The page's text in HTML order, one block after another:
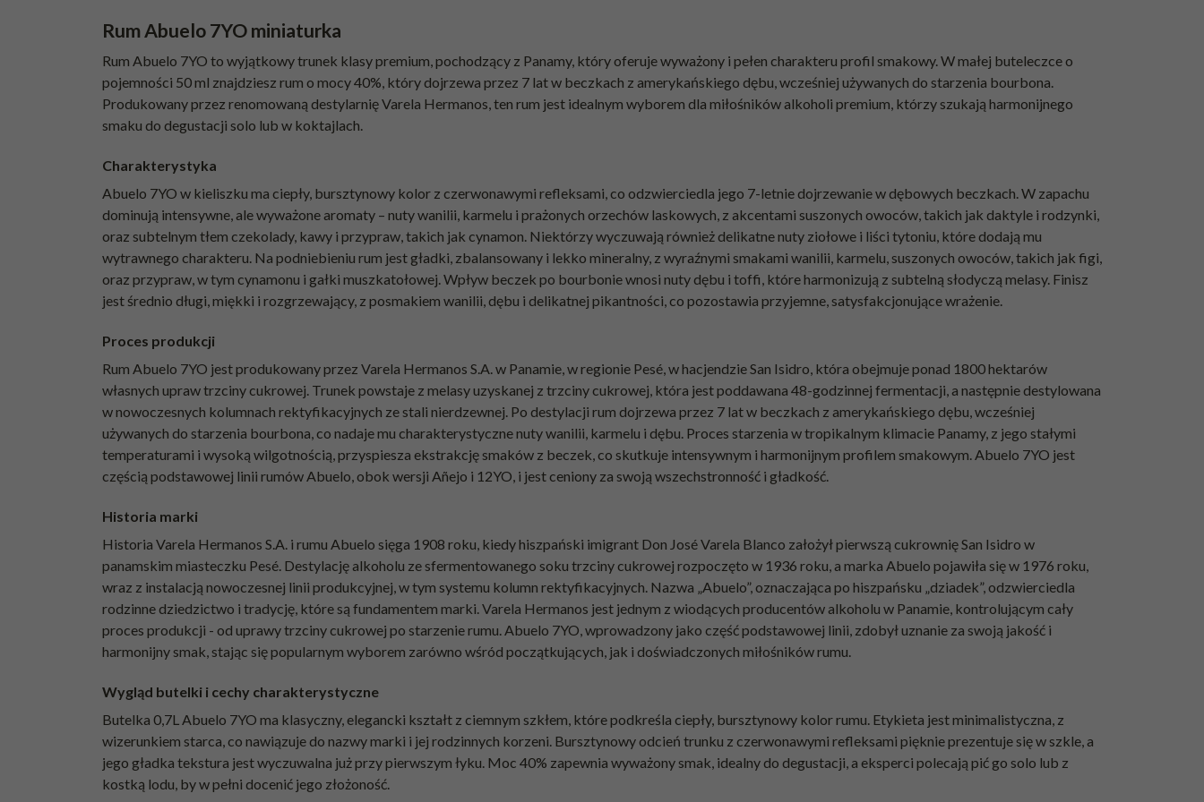
Rum Abuelo 7YO miniaturka
Rum Abuelo 7YO to wyjątkowy trunek klasy premium, pochodzący z Panamy, który oferuje wyważony i pełen charakteru profil smakowy. W małej buteleczce o
pojemności 50 ml znajdziesz rum o mocy 40%, który dojrzewa przez 7 lat w beczkach z amerykańskiego dębu, wcześniej używanych do starzenia bourbona.
Produkowany przez renomowaną destylarnię Varela Hermanos, ten rum jest idealnym wyborem dla miłośników alkoholi premium, którzy szukają harmonijnego
smaku do degustacji solo lub w koktajlach.
Charakterystyka
Abuelo 7YO w kieliszku ma ciepły, bursztynowy kolor z czerwonawymi refleksami, co odzwierciedla jego 7-letnie dojrzewanie w dębowych beczkach. W zapachu
dominują intensywne, ale wyważone aromaty – nuty wanilii, karmelu i prażonych orzechów laskowych, z akcentami suszonych owoców, takich jak daktyle i rodzynki,
oraz subtelnym tłem czekolady, kawy i przypraw, takich jak cynamon. Niektórzy wyczuwają również delikatne nuty ziołowe i liści tytoniu, które dodają mu
wytrawnego charakteru. Na podniebieniu rum jest gładki, zbalansowany i lekko mineralny, z wyraźnymi smakami wanilii, karmelu, suszonych owoców, takich jak figi,
oraz przypraw, w tym cynamonu i gałki muszkatołowej. Wpływ beczek po bourbonie wnosi nuty dębu i toffi, które harmonizują z subtelną słodyczą melasy. Finisz
jest średnio długi, miękki i rozgrzewający, z posmakiem wanilii, dębu i delikatnej pikantności, co pozostawia przyjemne, satysfakcjonujące wrażenie.
Proces produkcji
Rum Abuelo 7YO jest produkowany przez Varela Hermanos S.A. w Panamie, w regionie Pesé, w hacjendzie San Isidro, która obejmuje ponad 1800 hektarów
własnych upraw trzciny cukrowej. Trunek powstaje z melasy uzyskanej z trzciny cukrowej, która jest poddawana 48-godzinnej fermentacji, a następnie destylowana
w nowoczesnych kolumnach rektyfikacyjnych ze stali nierdzewnej. Po destylacji rum dojrzewa przez 7 lat w beczkach z amerykańskiego dębu, wcześniej
używanych do starzenia bourbona, co nadaje mu charakterystyczne nuty wanilii, karmelu i dębu. Proces starzenia w tropikalnym klimacie Panamy, z jego stałymi
temperaturami i wysoką wilgotnością, przyspiesza ekstrakcję smaków z beczek, co skutkuje intensywnym i harmonijnym profilem smakowym. Abuelo 7YO jest
częścią podstawowej linii rumów Abuelo, obok wersji Añejo i 12YO, i jest ceniony za swoją wszechstronność i gładkość.
Historia marki
Historia Varela Hermanos S.A. i rumu Abuelo sięga 1908 roku, kiedy hiszpański imigrant Don José Varela Blanco założył pierwszą cukrownię San Isidro w
panamskim miasteczku Pesé. Destylację alkoholu ze sfermentowanego soku trzciny cukrowej rozpoczęto w 1936 roku, a marka Abuelo pojawiła się w 1976 roku,
wraz z instalacją nowoczesnej linii produkcyjnej, w tym systemu kolumn rektyfikacyjnych. Nazwa „Abuelo”, oznaczająca po hiszpańsku „dziadek”, odzwierciedla
rodzinne dziedzictwo i tradycję, które są fundamentem marki. Varela Hermanos jest jednym z wiodących producentów alkoholu w Panamie, kontrolującym cały
proces produkcji - od uprawy trzciny cukrowej po starzenie rumu. Abuelo 7YO, wprowadzony jako część podstawowej linii, zdobył uznanie za swoją jakość i
harmonijny smak, stając się popularnym wyborem zarówno wśród początkujących, jak i doświadczonych miłośników rumu.
Wygląd butelki i cechy charakterystyczne
Butelka 0,7L Abuelo 7YO ma klasyczny, elegancki kształt z ciemnym szkłem, które podkreśla ciepły, bursztynowy kolor rumu. Etykieta jest minimalistyczna, z
wizerunkiem starca, co nawiązuje do nazwy marki i jej rodzinnych korzeni. Bursztynowy odcień trunku z czerwonawymi refleksami pięknie prezentuje się w szkle, a
jego gładka tekstura jest wyczuwalna już przy pierwszym łyku. Moc 40% zapewnia wyważony smak, idealny do degustacji, a eksperci polecają pić go solo lub z
kostką lodu, by w pełni docenić jego złożoność.